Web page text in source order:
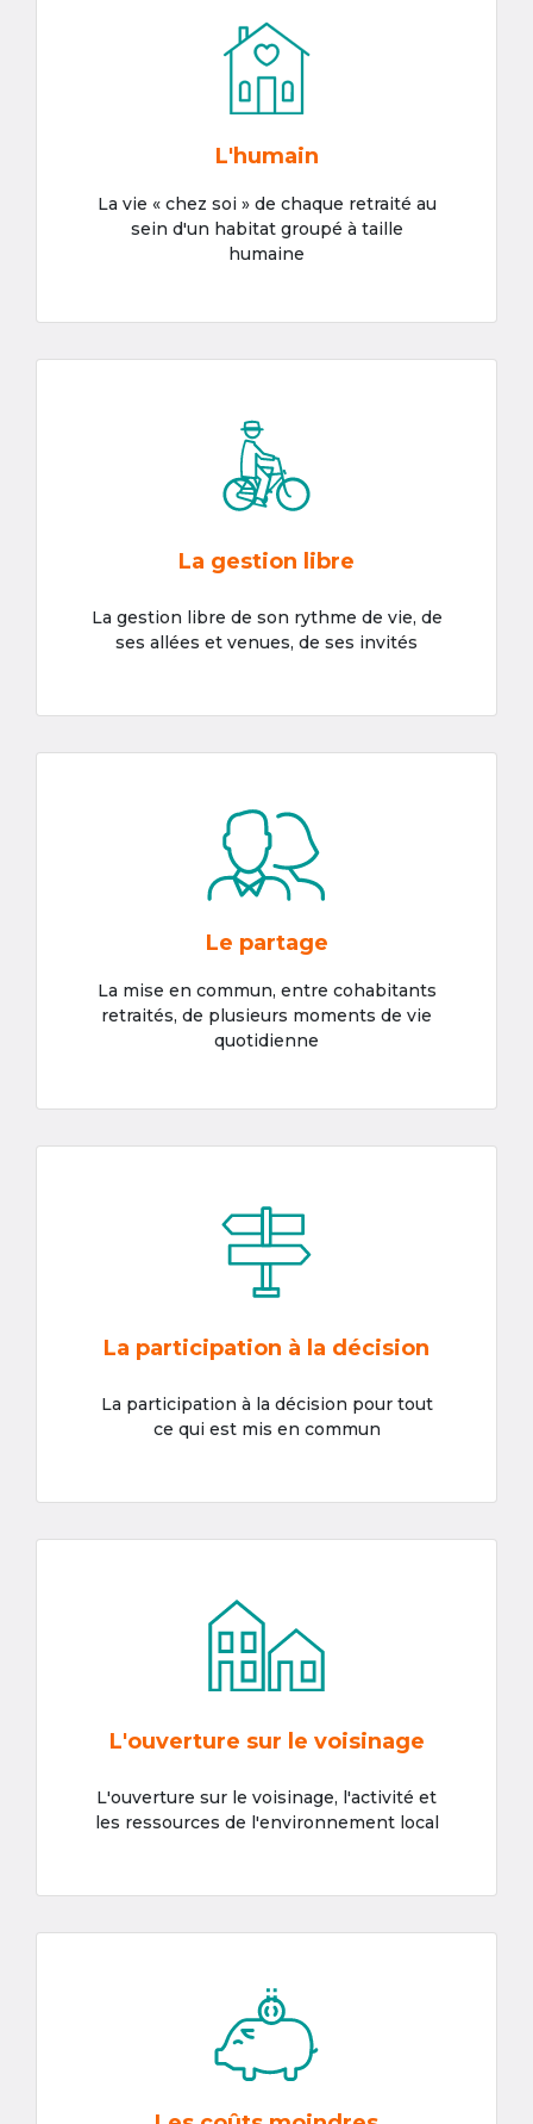
L'humain
La vie « chez soi » de chaque retraité au
sein d'un habitat groupé à taille
humaine
La gestion libre
La gestion libre de son rythme de vie, de
ses allées et venues, de ses invités
Le partage
La mise en commun, entre cohabitants
retraités, de plusieurs moments de vie
quotidienne
La participation à la décision
La participation à la décision pour tout
ce qui est mis en commun
L'ouverture sur le voisinage
L'ouverture sur le voisinage, l'activité et
les ressources de l'environnement local